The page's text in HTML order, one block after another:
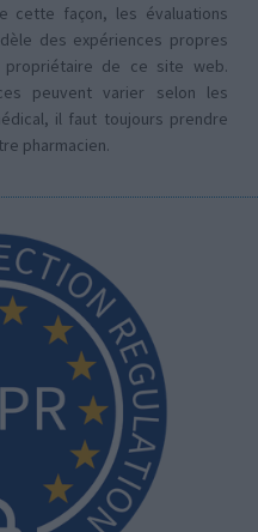
cette façon, les évaluations
des expériences propres
de ce site web.
peuvent varier selon les
il faut toujours prendre
pharmacien.